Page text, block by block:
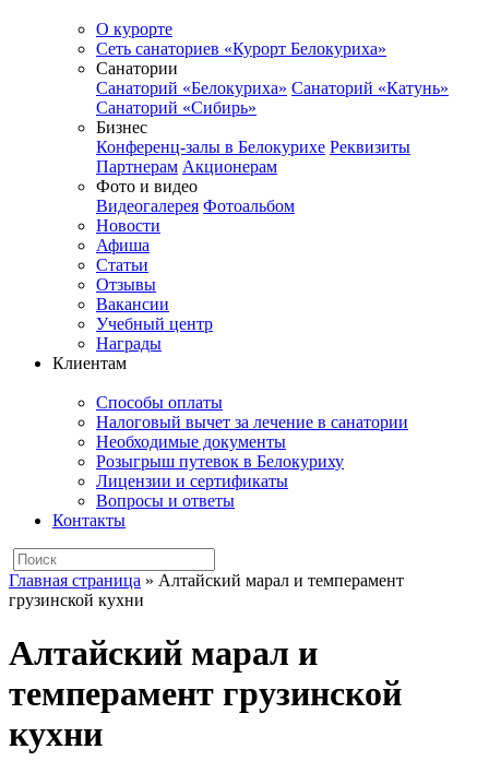
О курорте
Сеть санаториев «Курорт Белокуриха»
Санатории
Санаторий «Белокуриха» Санаторий «Катунь»
Санаторий «Сибирь»
Бизнес
Конференц-залы в Белокурихе Реквизиты
Партнерам Акционерам
Фото и видео
Видеогалерея Фотоальбом
Новости
Афиша
Статьи
Отзывы
Вакансии
Учебный центр
Награды
Клиентам
Способы оплаты
Налоговый вычет за лечение в санатории
Необходимые документы
Розыгрыш путевок в Белокуриху
Лицензии и сертификаты
Вопросы и ответы
Контакты
Главная страница » Алтайский марал и темперамент
грузинской кухни
Алтайский марал и
темперамент грузинской
кухни